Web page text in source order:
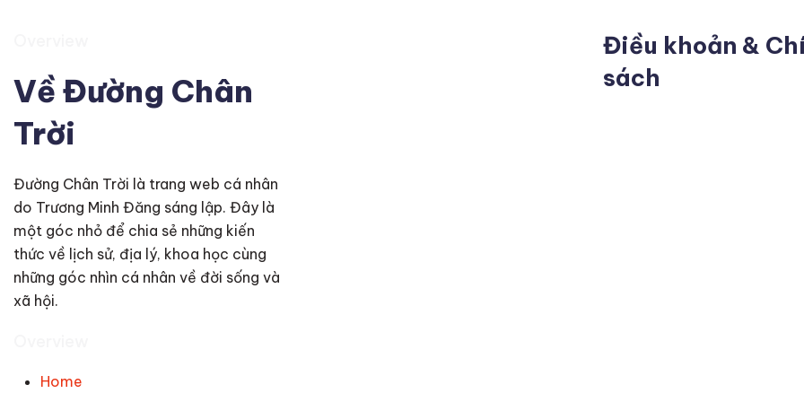
Về Đường Chân
Trời
Đường Chân Trời là trang web cá nhân
do Trương Minh Đăng sáng lập. Đây là
một góc nhỏ để chia sẻ những kiến
thức về lịch sử, địa lý, khoa học cùng
những góc nhìn cá nhân về đời sống và
xã hội.
Home
Điều khoản &
sách